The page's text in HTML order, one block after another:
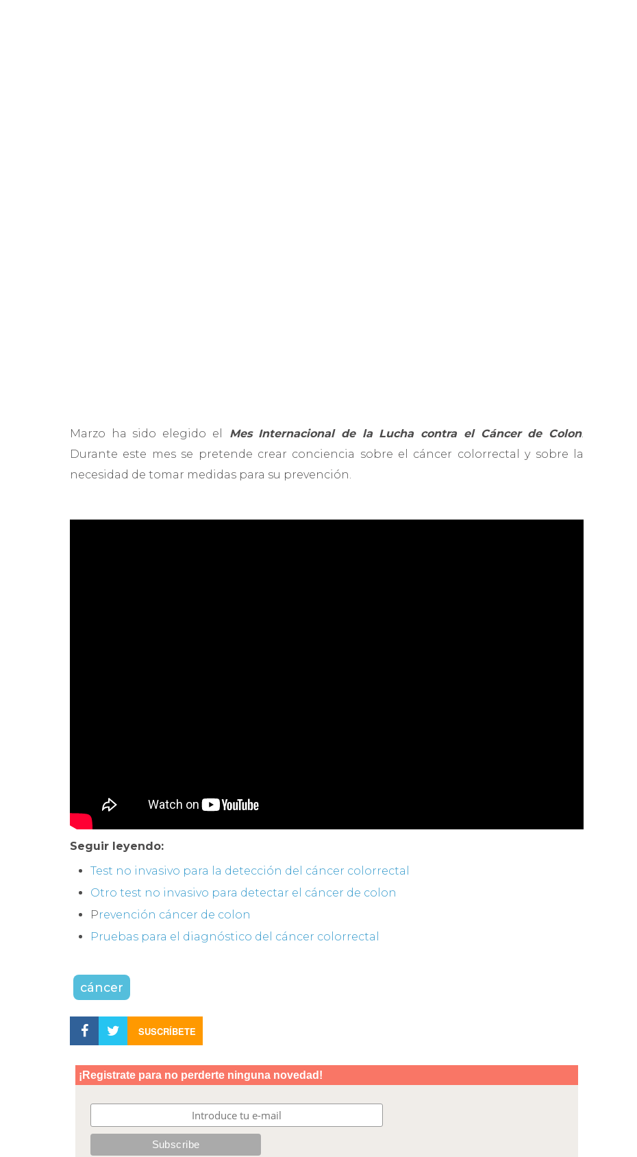
Marzo ha sido elegido el Mes Internacional de la Lucha contra el Cáncer de Colon.
Durante este mes se pretende crear conciencia sobre el cáncer colorrectal y sobre la
necesidad de tomar medidas para su prevención.
Seguir leyendo:
Test no invasivo para la detección del cáncer colorrectal
Otro test no invasivo para detectar el cáncer de colon
Prevención cáncer de colon
Pruebas para el diagnóstico del cáncer colorrectal
cáncer
SUSCRÍBETE